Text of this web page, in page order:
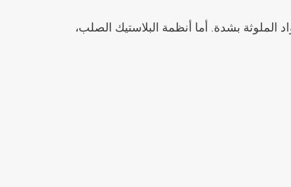
الملوثة بشدة. أما أنظمة البلاستيك الصلب،